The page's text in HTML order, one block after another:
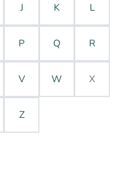
J K L
P Q R
V W X
Z